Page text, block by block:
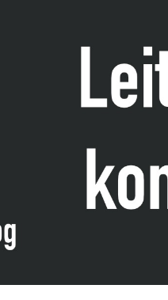
for
Medical
Personnel“
des